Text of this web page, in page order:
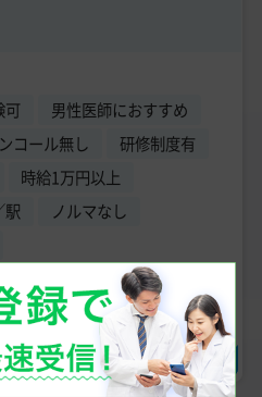
可
男性医師におすすめ
コール無し
研修制度有
時給1万円以上
駅
ノルマなし
安心してスタートできる環境で